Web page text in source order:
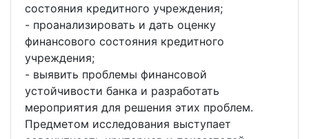
состояния кредитного учреждения;
- проанализировать и дать оценку
финансового состояния кредитного
учреждения;
- выявить проблемы финансовой
устойчивости банка и разработать
мероприятия для решения этих проблем.
Предметом исследования выступает